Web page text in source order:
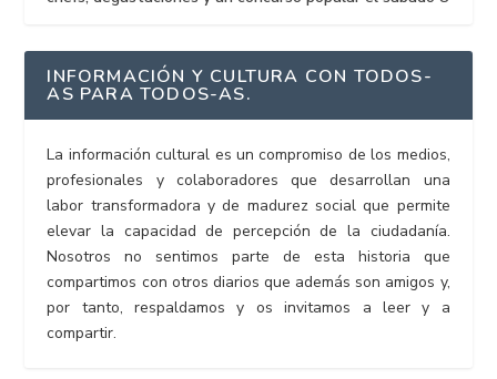
INFORMACIÓN Y CULTURA CON TODOS-
AS PARA TODOS-AS.
La información cultural es un compromiso de los medios,
profesionales y colaboradores que desarrollan una
labor transformadora y de madurez social que permite
elevar la capacidad de percepción de la ciudadanía.
Nosotros no sentimos parte de esta historia que
compartimos con otros diarios que además son amigos y,
por tanto, respaldamos y os invitamos a leer y a
compartir.